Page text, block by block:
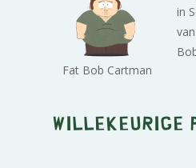
Fat Bob Cartman
in
Willekeurige